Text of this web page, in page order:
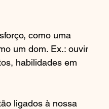
como uma
um dom. Ex.: ouvir
habilidades em
ligados à nossa